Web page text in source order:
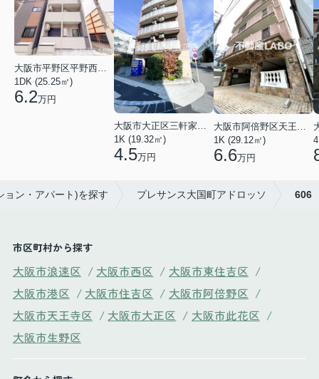
1DK (25.25㎡)
6.2万円
大阪市大正区三軒家東４丁目
1K (19.32㎡)
4.5万円
1K (29.12㎡)
6.6万円
ョン・アパート)を探す プレサンス大国町アドロッソ 606
市区町村から探す
大阪市浪速区 / 大阪市西区 / 大阪市東住吉区 /
大阪市港区 / 大阪市住吉区 / 大阪市阿倍野区 /
大阪市天王寺区 / 大阪市大正区 / 大阪市此花区 /
大阪市生野区